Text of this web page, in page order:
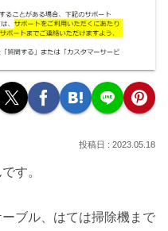
2023.05.18
す。
ブル、はては掃除機まで